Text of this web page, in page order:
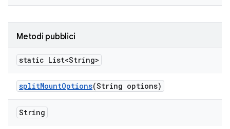
Metodi pubblici
static List<String>
splitMountOptions(String options)
String